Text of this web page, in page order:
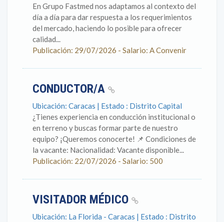
En Grupo Fastmed nos adaptamos al contexto del
día a día para dar respuesta a los requerimientos
del mercado, haciendo lo posible para ofrecer
calidad...
Publicación: 29/07/2026 - Salario: A Convenir
CONDUCTOR/A
Ubicación: Caracas | Estado : Distrito Capital
¿Tienes experiencia en conducción institucional o
en terreno y buscas formar parte de nuestro
equipo? ¡Queremos conocerte! 📌 Condiciones de
la vacante: Nacionalidad: Vacante disponible...
Publicación: 22/07/2026 - Salario: 500
VISITADOR MÉDICO
Ubicación: La Florida - Caracas | Estado : Distrito